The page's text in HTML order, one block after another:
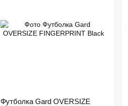
Футболка Gard OVERSIZE